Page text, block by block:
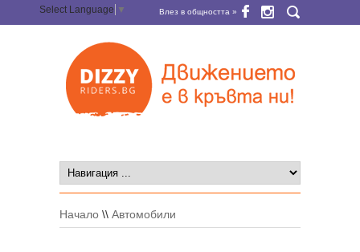
Select Language ▼ Влез в общността »
Начало \\ Автомобили